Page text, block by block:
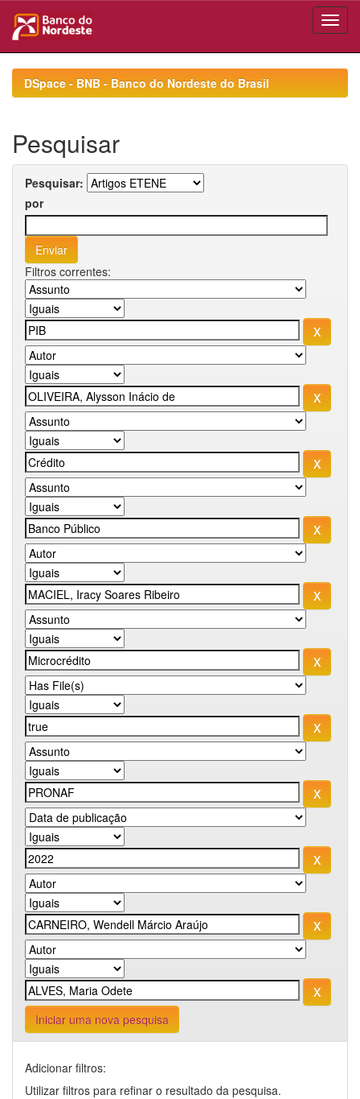
navigationDSpace - BNB - Banco do Nordeste do Brasil
Pesquisar
Pesquisar:
por
Filtros correntes:
Iniciar uma nova pesquisa
Adicionar filtros:
Utilizar filtros para refinar o resultado da pesquisa.